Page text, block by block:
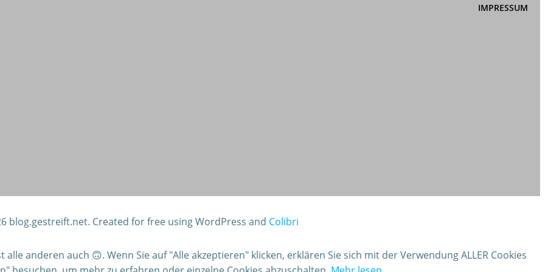
IMPRESSUM
blog.gestreift.net. Created for free using WordPress and Colibri
anderen auch 🙃. Wenn Sie auf "Alle akzeptieren" klicken, erklären Sie sich mit der Verwendung ALLER Cookies